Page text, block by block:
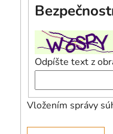
Odpíšte text z
Vložením správy